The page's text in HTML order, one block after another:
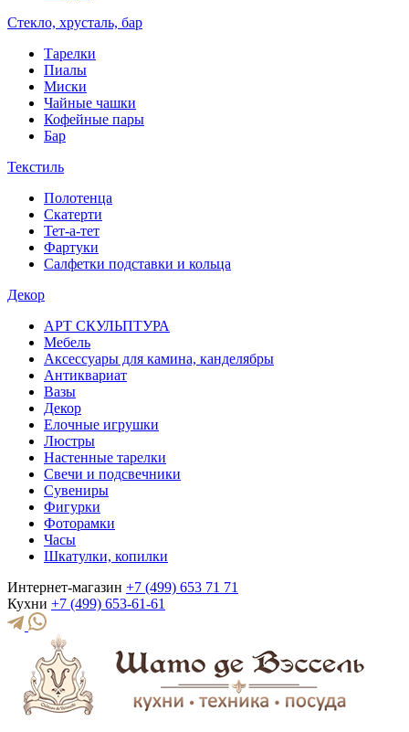
Стекло, хрусталь, бар
Тарелки
Пиалы
Миски
Чайные чашки
Кофейные пары
Бар
Текстиль
Полотенца
Скатерти
Тет-а-тет
Фартуки
Салфетки подставки и кольца
Декор
АРТ СКУЛЬПТУРА
Мебель
Аксессуары для камина, канделябры
Антиквариат
Вазы
Декор
Елочные игрушки
Люстры
Настенные тарелки
Свечи и подсвечники
Сувениры
Фигурки
Фоторамки
Часы
Шкатулки, копилки
Интернет-магазин +7 (499) 653 71 71
Кухни +7 (499) 653-61-61